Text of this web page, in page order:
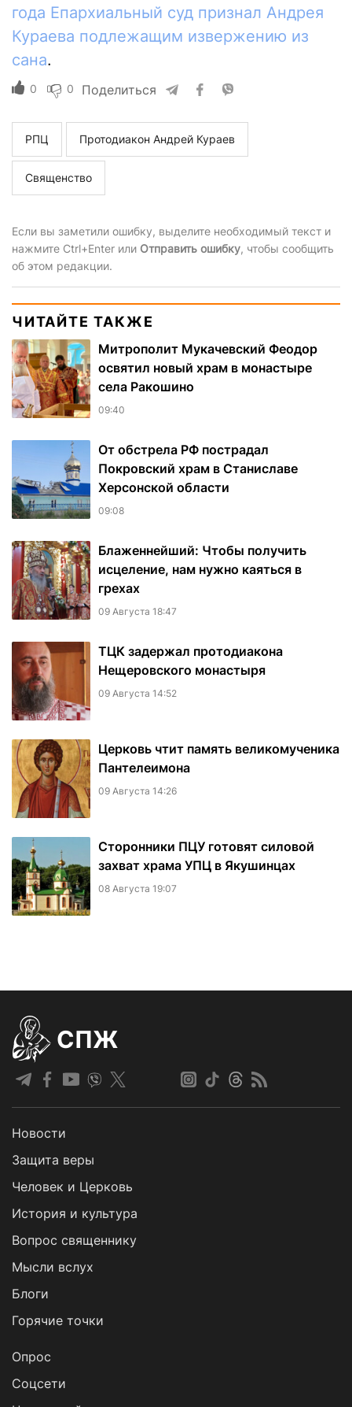
года Епархиальный суд признал Андрея
Кураева подлежащим извержению из
сана.
0 0 Поделиться
РПЦ Протодиакон Андрей Кураев
Священство
Если вы заметили ошибку, выделите необходимый текст и
нажмите Ctrl+Enter или Отправить ошибку, чтобы сообщить
об этом редакции.
ЧИТАЙТЕ ТАКЖЕ
Митрополит Мукачевский Феодор
освятил новый храм в монастыре
села Ракошино
09:40
От обстрела РФ пострадал
Покровский храм в Станиславе
Херсонской области
09:08
Блаженнейший: Чтобы получить
исцеление, нам нужно каяться в
грехах
09 Августа 18:47
ТЦК задержал протодиакона
Нещеровского монастыря
09 Августа 14:52
Церковь чтит память великомученика
Пантелеимона
09 Августа 14:26
Сторонники ПЦУ готовят силовой
захват храма УПЦ в Якушинцах
08 Августа 19:07
СПЖ
Новости
Защита веры
Человек и Церковь
История и культура
Вопрос священнику
Мысли вслух
Блоги
Горячие точки
Опрос
Cоцсети